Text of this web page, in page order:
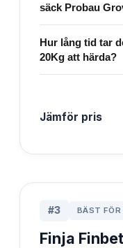
säck Probau
Hur lång tid tar
20Kg att härda?
Jämför pris
#3 BÄST FÖR
Finja